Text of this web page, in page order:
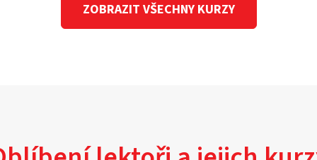
ZOBRAZIT VŠECHNY KURZY